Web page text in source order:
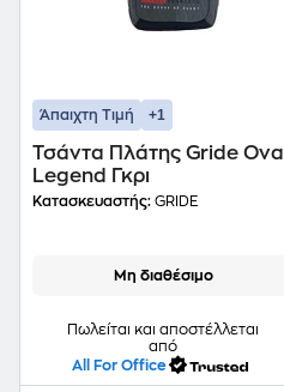
Άπαιχτη Τιμή +1
Τσάντα Πλάτης Gride Oval
Legend Γκρι
Κατασκευαστής: GRIDE
Μη διαθέσιμο
Πωλείται και αποστέλλεται
από
All For Office